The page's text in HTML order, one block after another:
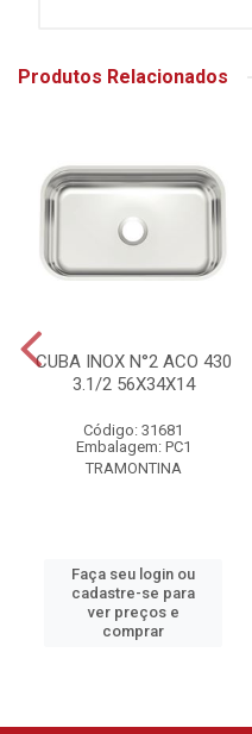
Produtos Relacionados
CUBA INOX N°2 ACO 430
3.1/2 56X34X14
Código: 31681
Embalagem: PC1
TRAMONTINA
Faça seu login ou
cadastre-se para
ver preços e
comprar